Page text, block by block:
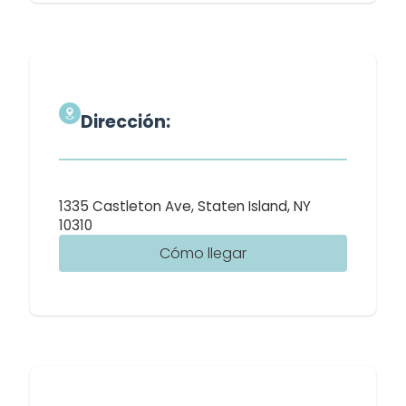
Dirección:
1335 Castleton Ave, Staten Island, NY
10310
Cómo llegar